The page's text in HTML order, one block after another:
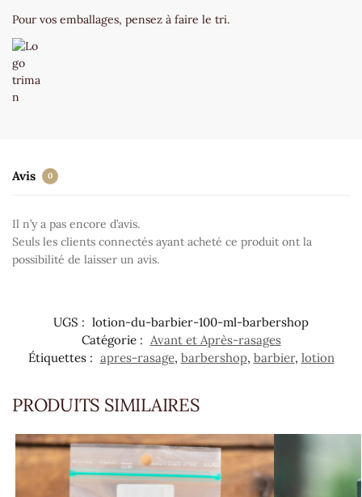
Pour vos emballages, pensez à faire le tri.
Avis 0
Il n’y a pas encore d’avis.
Seuls les clients connectés ayant acheté ce produit ont la
possibilité de laisser un avis.
UGS : lotion-du-barbier-100-ml-barbershop
Catégorie : Avant et Après-rasages
Étiquettes : apres-rasage, barbershop, barbier, lotion
PRODUITS SIMILAIRES